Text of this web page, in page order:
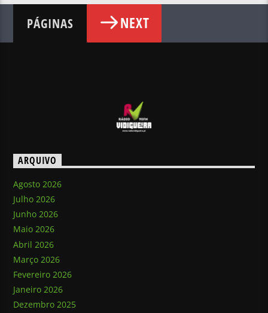
PÁGINAS NEXT
ARQUIVO
Agosto 2026
Julho 2026
Junho 2026
Maio 2026
Abril 2026
Março 2026
Fevereiro 2026
Janeiro 2026
Dezembro 2025